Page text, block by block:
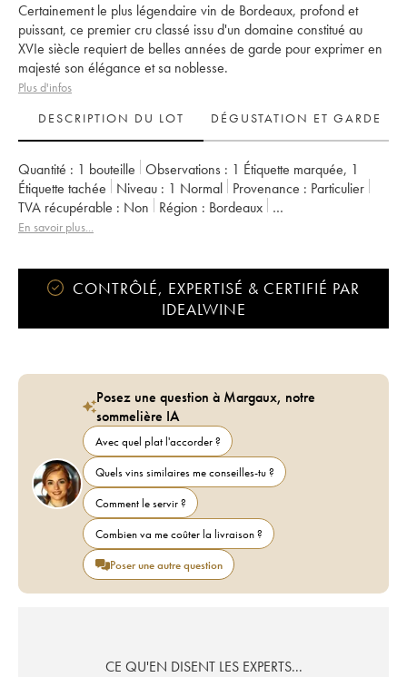
Certainement le plus légendaire vin de Bordeaux, profond et
puissant, ce premier cru classé issu d'un domaine constitué au
XVIe siècle requiert de belles années de garde pour exprimer en
majesté son élégance et sa noblesse.
Plus d'infos
DESCRIPTION DU LOT
DÉGUSTATION ET GARDE
Quantité : 1 bouteille Observations : 1 Étiquette marquée, 1
Étiquette tachée
Niveau : 1 Normal Provenance : particulier
TVA récupérable :
non Région :
Bordeaux
Appellation :
Propriétaire :
Domaines Clarence Dillon
En savoir plus...
CONTRÔLÉ, EXPERTISÉ & CERTIFIÉ PAR
IDEALWINE
Posez une question à Margaux, notre
sommelière IA
Avec quel plat l'accorder ?
Quels vins similaires me conseilles-tu ?
Comment le servir ?
Combien va me coûter la livraison ?
Poser une autre question
CE QU'EN DISENT LES EXPERTS...